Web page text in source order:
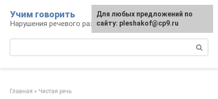
контенту
Учим говорить
Нарушения речевого развития
Главная » Чистая речь
Для любых предложений по
сайту: pleshakof@cp9.ru